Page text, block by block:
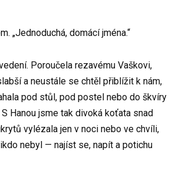
„Jednoduchá, domácí jména.“
Poroučela rezavému Vaškovi,
a neustále se chtěl přiblížit k nám,
pod stůl, pod postel nebo do škvíry
Hanou jsme tak divoká koťata snad
vylézala jen v noci nebo ve chvíli,
nebyl — najíst se, napít a potichu